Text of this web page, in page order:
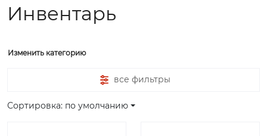
Инвентарь
Изменить категорию
все фильтры
Сортировка: по умолчанию